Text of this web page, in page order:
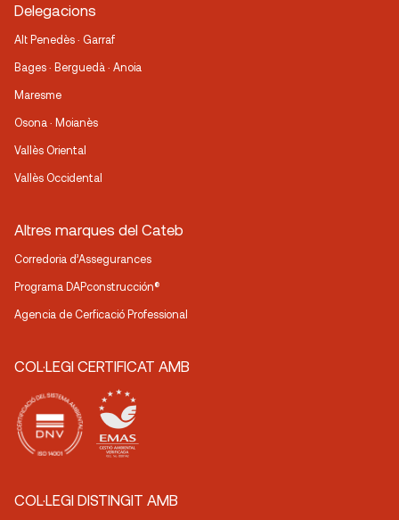
Delegacions
Alt Penedès · Garraf
Bages · Berguedà · Anoia
Maresme
Osona · Moianès
Vallès Oriental
Vallès Occidental
Altres marques del Cateb
Corredoria d’Assegurances
Programa DAPconstrucción®
Agencia de Cerficació Professional
COL·LEGI CERTIFICAT AMB
COL·LEGI DISTINGIT AMB